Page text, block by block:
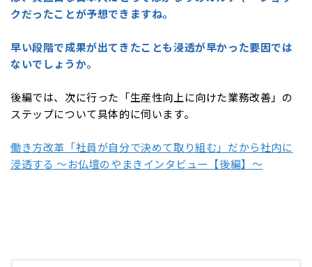
クだったことが予想できますね。
早い段階で成果が出てきたことも浸透が早かった要因では
ないでしょうか。
後編では、次に行った「生産性向上に向けた業務改善」の
ステップについて具体的に伺います。
働き方改革「社員が自分で決めて取り組む」だから社内に
浸透する ～お仏壇のやまきインタビュー【後編】～